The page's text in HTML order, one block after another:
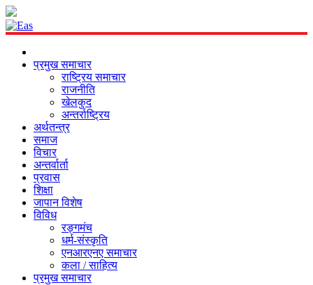
प्रमुख समाचार
राष्ट्रिय समाचार
राजनीति
खेलकुद
अन्तर्राष्ट्रिय
अर्थतन्त्र
समाज
विचार
अन्तर्वार्ता
प्रवास
शिक्षा
जापान विशेष
विविध
रङ्गमंच
धर्म-संस्कृति
एनआरएनए समाचार
कला / साहित्य
प्रमुख समाचार